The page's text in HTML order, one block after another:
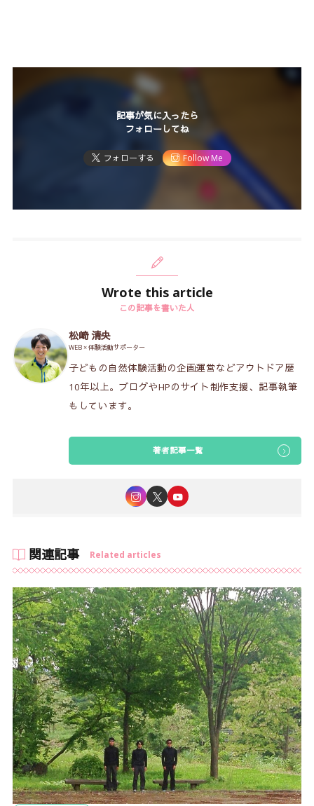
記事が気に入ったら
フォローしてね
フォローする Follow Me
Wrote this article
この記事を書いた人
松崎 清央
WEB × 体験活動サポーター
子どもの自然体験活動の企画運営などアウトドア歴
10年以上。ブログやHPのサイト制作支援、記事執筆
もしています。
著者記事一覧
関連記事 Related articles